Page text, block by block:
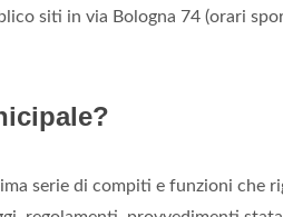
siti in via Bologna 74 (orari
serie di compiti e funzioni che